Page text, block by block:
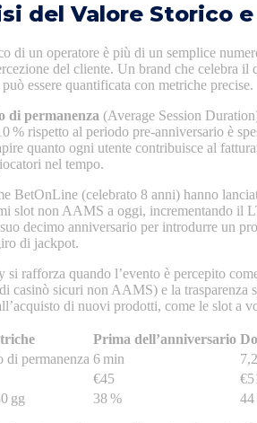
del Valore Storico
di un operatore è più di un semplice
del cliente. Un brand che celebra
essere quantificata con metriche precise.
di permanenza (Average Session
% rispetto al periodo pre‑anniversario è
quanto ogni utente contribuisce al
nel tempo.
BetOnLine (celebrato 8 anni) hanno
slot non AAMS a oggi, incrementando il
decimo anniversario per introdurre un
di jackpot.
si rafforza quando l’evento è percepito
casinò sicuri non AAMS) e la
di nuovi prodotti, come le slot a
Prima dell’anniversario
di permanenza 6 min
€45
gg
38 % 44